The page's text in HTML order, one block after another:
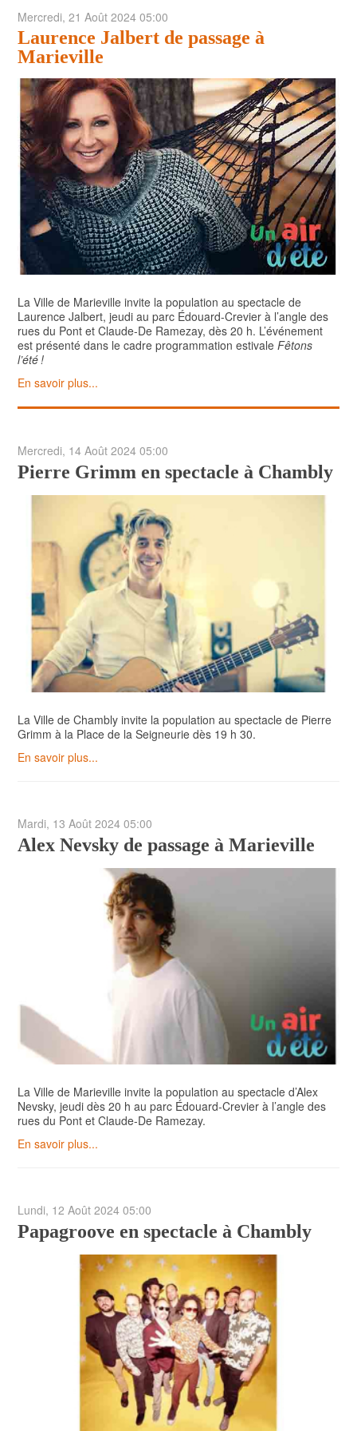
POLITIQUE
ARTS ET SPECTACLES
ENVIRONNEMENT
ÉCONOMIE
ÉDUCATION
Mercredi, 21 Août 2024 05:00
Laurence Jalbert de passage à
Marieville
La Ville de Marieville invite la population au spectacle de
Laurence Jalbert, jeudi au parc Édouard-Crevier à l’angle des
rues du Pont et Claude‑De Ramezay, dès 20 h. L’événement
est présenté dans le cadre programmation estivale Fêtons
l’été !
En savoir plus...
Mercredi, 14 Août 2024 05:00
Pierre Grimm en spectacle à Chambly
La Ville de Chambly invite la population au spectacle de Pierre
Grimm à la Place de la Seigneurie dès 19 h 30.
En savoir plus...
Mardi, 13 Août 2024 05:00
Alex Nevsky de passage à Marieville
La Ville de Marieville invite la population au spectacle d’Alex
Nevsky, jeudi dès 20 h au parc Édouard-Crevier à l’angle des
rues du Pont et Claude‑De Ramezay.
En savoir plus...
Lundi, 12 Août 2024 05:00
Papagroove en spectacle à Chambly